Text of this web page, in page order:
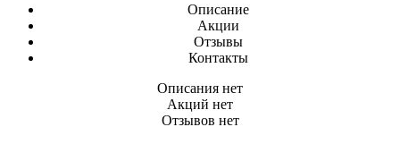
Описание
Акции
Отзывы
Контакты
Описания нет
Акций нет
Отзывов нет